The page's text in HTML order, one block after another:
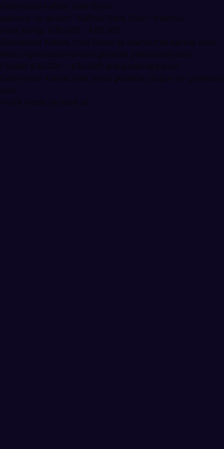
Geleneksel Kafkas Halk Dansı
eglence-ve-gosteri · Kafkas Dans Ekibi · İstanbul
Fiyat aralığı: ₺30.000 – ₺60.000
Geleneksel Kafkas Halk Dansı ile İstanbul'da kafkas dans
ekibi organizasyonunuzu güvenle planlayabilirsiniz.
Fiyatlar ₺30.000 – ₺60.000 aralığında değişiyor.
Geleneksel Kafkas halk dansı gösterisi, düğün ve şenliklere
özel.
Profili incele ve teklif al